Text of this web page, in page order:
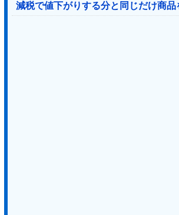
減税で値下がりする分と同じだけ商
価格を変えない店も